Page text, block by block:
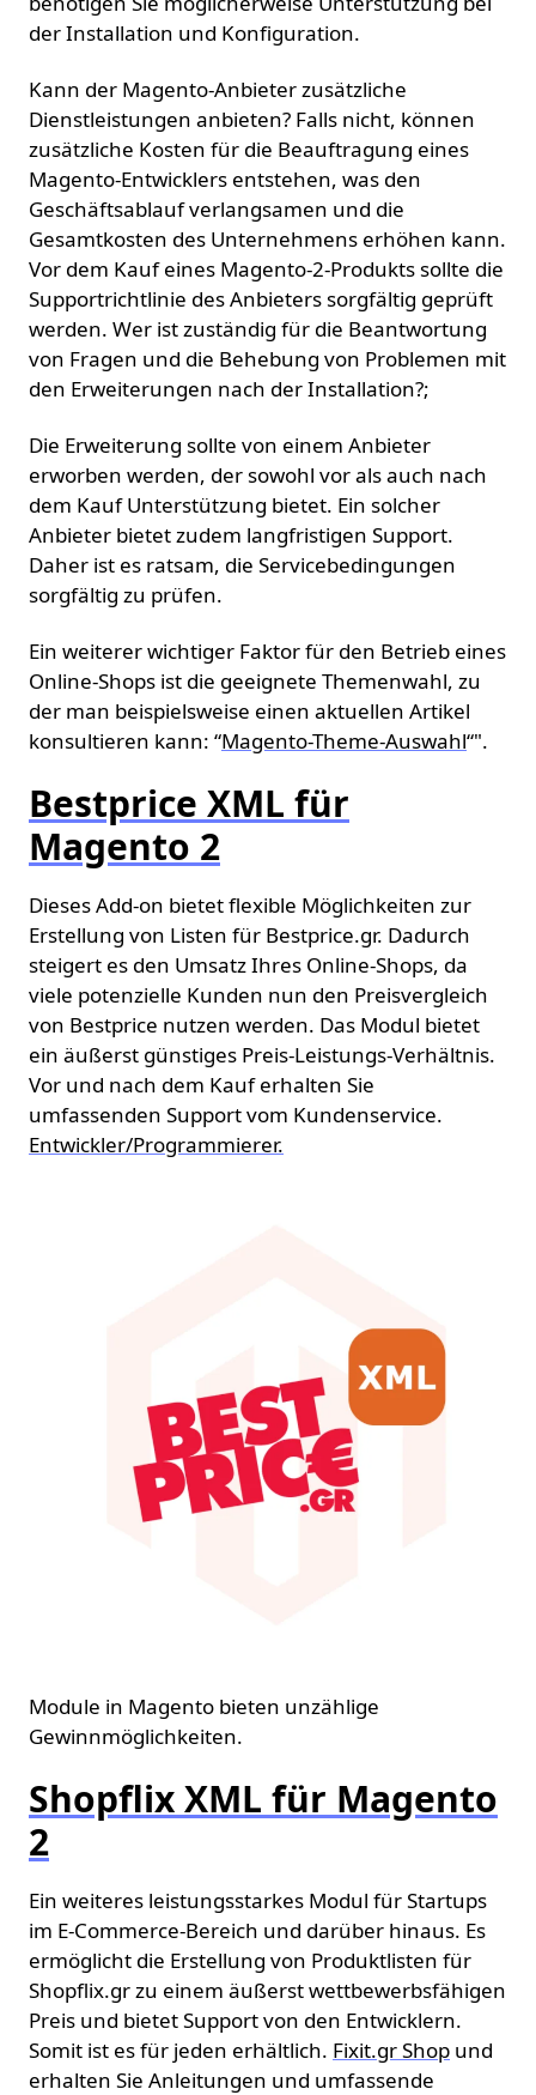
der Installation und Konfiguration.
Kann der Magento-Anbieter zusätzliche
Dienstleistungen anbieten? Falls nicht, können
zusätzliche Kosten für die Beauftragung eines
Magento-Entwicklers entstehen, was den
Geschäftsablauf verlangsamen und die
Gesamtkosten des Unternehmens erhöhen kann.
Vor dem Kauf eines Magento-2-Produkts sollte die
Supportrichtlinie des Anbieters sorgfältig geprüft
werden. Wer ist zuständig für die Beantwortung
von Fragen und die Behebung von Problemen mit
den Erweiterungen nach der Installation?;
Die Erweiterung sollte von einem Anbieter
erworben werden, der sowohl vor als auch nach
dem Kauf Unterstützung bietet. Ein solcher
Anbieter bietet zudem langfristigen Support.
Daher ist es ratsam, die Servicebedingungen
sorgfältig zu prüfen.
Ein weiterer wichtiger Faktor für den Betrieb eines
Online-Shops ist die geeignete Themenwahl, zu
der man beispielsweise einen aktuellen Artikel
konsultieren kann: “Magento-Theme-Auswahl“".
Bestprice XML für
Magento 2
Dieses Add-on bietet flexible Möglichkeiten zur
Erstellung von Listen für Bestprice.gr. Dadurch
steigert es den Umsatz Ihres Online-Shops, da
viele potenzielle Kunden nun den Preisvergleich
von Bestprice nutzen werden. Das Modul bietet
ein äußerst günstiges Preis-Leistungs-Verhältnis.
Vor und nach dem Kauf erhalten Sie
umfassenden Support vom Kundenservice.
Entwickler/Programmierer.
Module in Magento bieten unzählige
Gewinnmöglichkeiten.
Shopflix XML für Magento
2
Ein weiteres leistungsstarkes Modul für Startups
im E-Commerce-Bereich und darüber hinaus. Es
ermöglicht die Erstellung von Produktlisten für
Shopflix.gr zu einem äußerst wettbewerbsfähigen
Preis und bietet Support von den Entwicklern.
Somit ist es für jeden erhältlich. Fixit.gr Shop und
erhalten Sie Anleitungen und umfassende